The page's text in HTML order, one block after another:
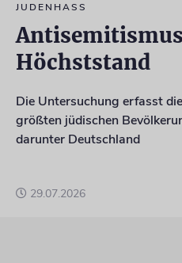
JUDENHASS
Höchststand
Die Untersuchung erfasst
größten jüdischen
darunter Deutschland
29.07.2026